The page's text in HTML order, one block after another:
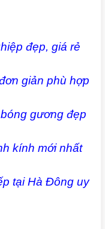
đẹp, giá rẻ
giản phù hợp
gương đẹp
kính mới nhất
tại Hà Đông uy